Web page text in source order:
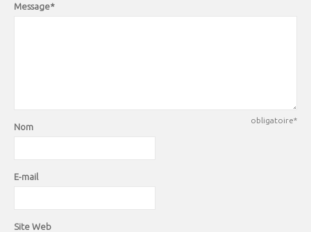
Message*
obligatoire*
Nom
E-mail
Site Web